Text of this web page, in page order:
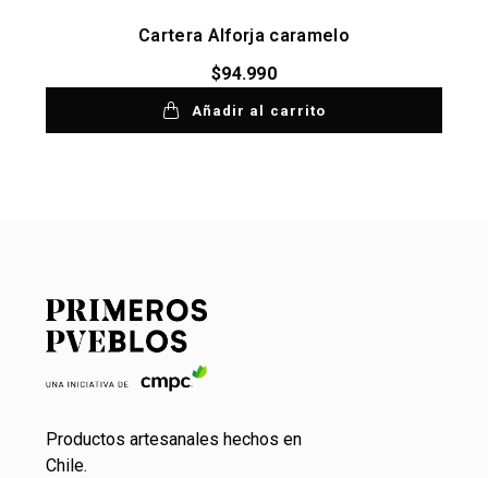
Cartera Alforja caramelo
$94.990
Añadir al carrito
Productos artesanales hechos en
Chile.